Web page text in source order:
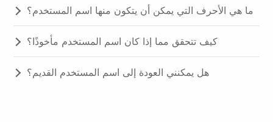
ما هي الأحرف التي يمكن أن يتكون منها اسم المستخدم؟
كيف تتحقق مما إذا كان اسم المستخدم مأخوذًا؟
هل يمكنني العودة إلى اسم المستخدم القديم؟